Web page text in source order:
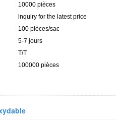
10000 pièces
inquiry for the latest price
100 pièces/sac
5-7 jours
T/T
100000 pièces